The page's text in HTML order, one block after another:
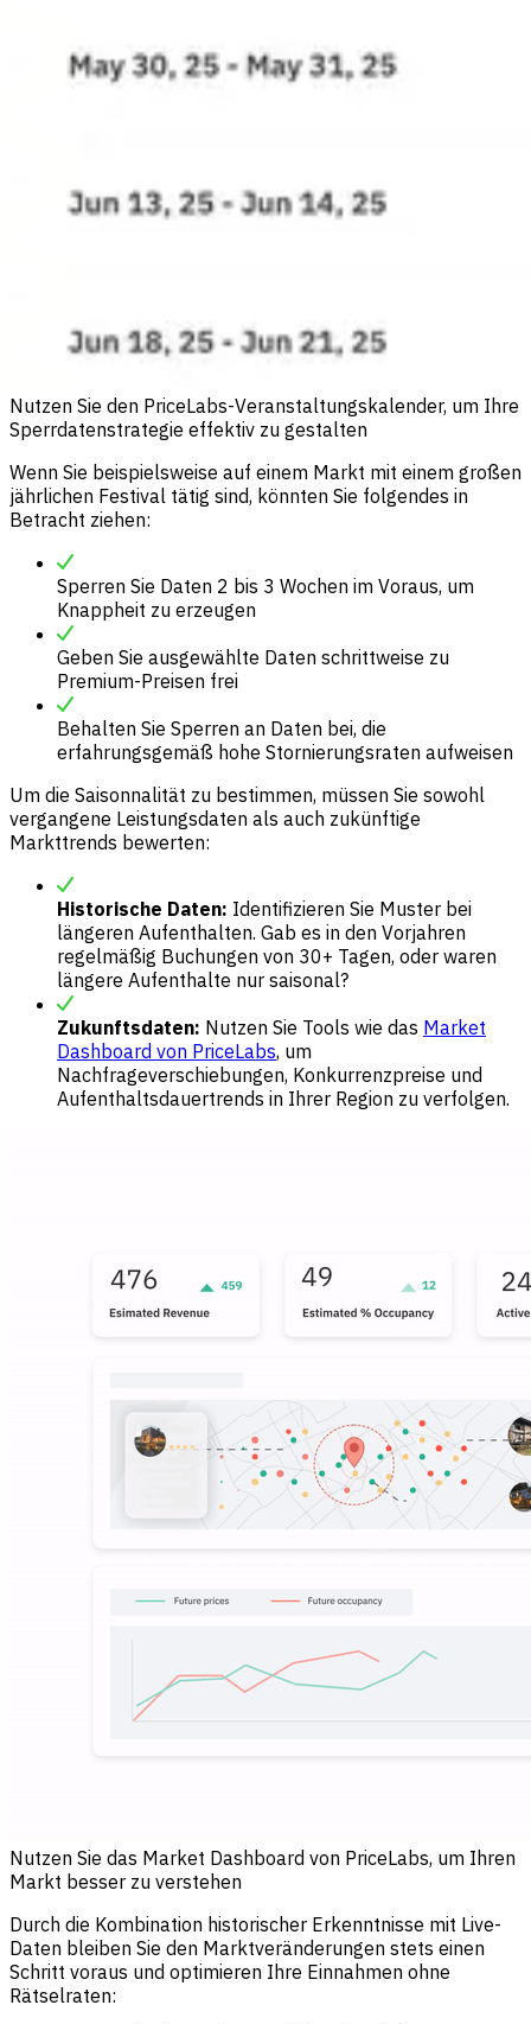
Nutzen Sie den PriceLabs-Veranstaltungskalender, um Ihre
Sperrdatenstrategie effektiv zu gestalten
Wenn Sie beispielsweise auf einem Markt mit einem großen
jährlichen Festival tätig sind, könnten Sie folgendes in
Betracht ziehen:
Sperren Sie Daten 2 bis 3 Wochen im Voraus, um
Knappheit zu erzeugen
Geben Sie ausgewählte Daten schrittweise zu
Premium-Preisen frei
Behalten Sie Sperren an Daten bei, die
erfahrungsgemäß hohe Stornierungsraten aufweisen
Um die Saisonnalität zu bestimmen, müssen Sie sowohl
vergangene Leistungsdaten als auch zukünftige
Markttrends bewerten:
Historische Daten: Identifizieren Sie Muster bei
längeren Aufenthalten. Gab es in den Vorjahren
regelmäßig Buchungen von 30+ Tagen, oder waren
längere Aufenthalte nur saisonal?
Zukunftsdaten: Nutzen Sie Tools wie das Market
Dashboard von PriceLabs, um
Nachfrageverschiebungen, Konkurrenzpreise und
Aufenthaltsdauertrends in Ihrer Region zu verfolgen.
Nutzen Sie das Market Dashboard von PriceLabs, um Ihren
Markt besser zu verstehen
Durch die Kombination historischer Erkenntnisse mit Live-
Daten bleiben Sie den Marktveränderungen stets einen
Schritt voraus und optimieren Ihre Einnahmen ohne
Rätselraten: